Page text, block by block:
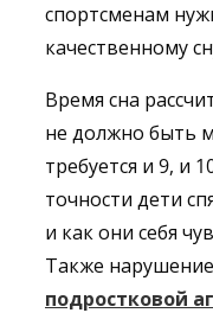
спортсменам
качественному
Время сна
не должно быть
требуется и 9, и
точности дети
и как они себя
Также
подростковой